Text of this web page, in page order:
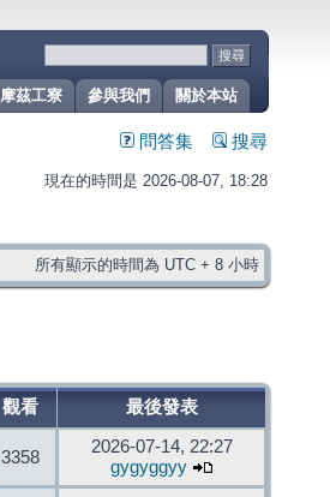
關於本站
參與我們
摩茲工寮
問答集 搜尋
現在的時間是 2026-08-07, 18:28
所有顯示的時間為 UTC + 8 小時
觀看 最後發表
3358
2026-07-14, 22:27
gygyggyy